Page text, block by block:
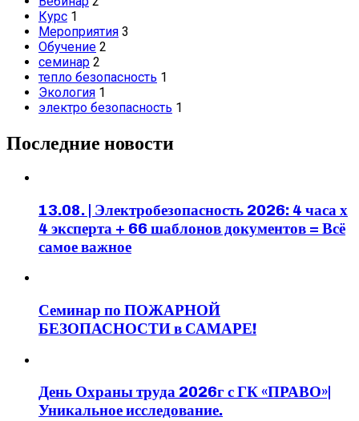
Курс 1
Мероприятия 3
Обучение 2
семинар 2
тепло безопасность 1
Экология 1
электро безопасность 1
Последние новости
13.08. | Электробезопасность 2026: 4 часа х
4 эксперта + 66 шаблонов документов = Всё
самое важное
Семинар по ПОЖАРНОЙ
БЕЗОПАСНОСТИ в САМАРЕ!
День Охраны труда 2026г с ГК «ПРАВО»|
Уникальное исследование.